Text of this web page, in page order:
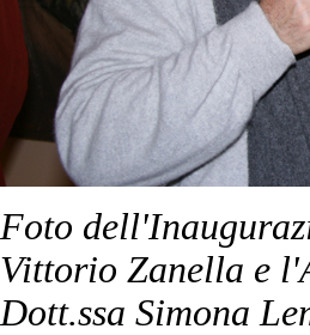
Foto
Vittorio Zanella e
Dott.ssa Simona